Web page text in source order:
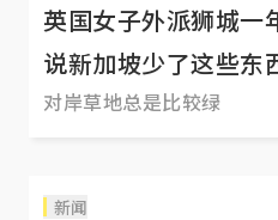
英国女子外派狮城
说新加坡少了这些东
对岸草地总是比较绿
新闻